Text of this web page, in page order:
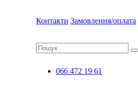
Контакти Замовлення/оплата
066 472 19 61